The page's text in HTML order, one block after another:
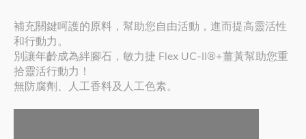
補充關鍵呵護的原料，幫助您自由活動，進而提高靈活性
和行動力。
別讓年齡成為絆腳石，敏力捷 Flex UC-II®+薑黃幫助您重
拾靈活行動力！
無防腐劑、人工香料及人工色素。